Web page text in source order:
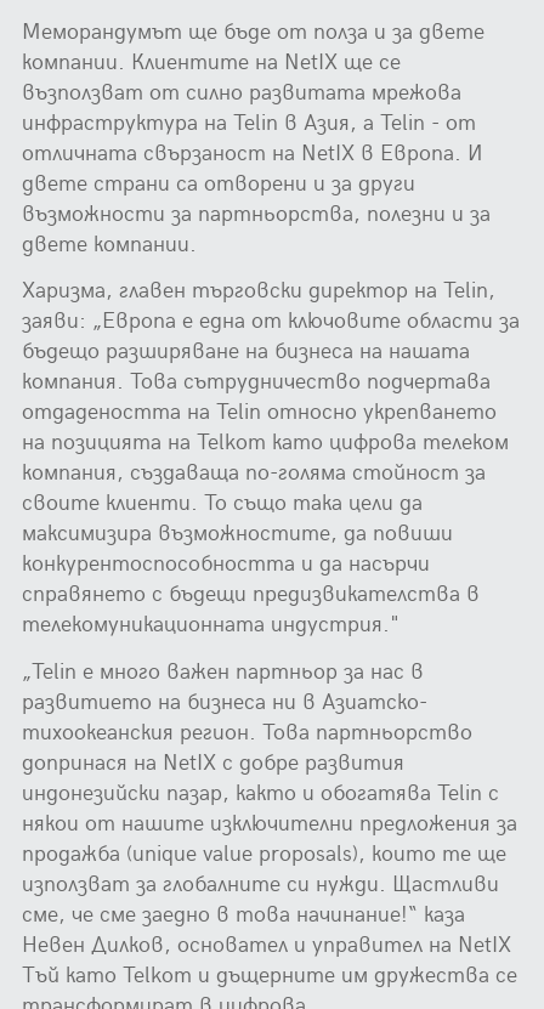
Меморандумът ще бъде от полза и за двете
компании. Клиентите на NetIX ще се
възползват от силно развитата мрежова
инфраструктура на Telin в Азия, а Telin - от
отличната свързаност на NetIX в Европа. И
двете страни са отворени и за други
възможности за партньорствa, полезни и за
двете компании.
Харизма, главен търговски директор на Telin,
заяви: „Европа е една от ключовите области за
бъдещо разширяване на бизнеса на нашата
компания. Това сътрудничество подчертава
отдадеността на Telin относно укрепването
на позицията на Telkom като цифрова телеком
компания, създаваща по-голяма стойност за
своите клиенти. То също така цели да
максимизира възможностите, да повиши
конкурентоспособността и да насърчи
справянето с бъдещи предизвикателства в
телекомуникационната индустрия."
„Telin е много важен партньор за нас в
развитието на бизнеса ни в Азиатско-
тихоокеанския регион. Това партньорство
допринася на NetIX с добре развития
индонезийски пазар, както и обогатява Telin с
някои от нашите изключителни предложения за
продажба (unique value proposals), които те ще
използват за глобалните си нужди. Щастливи
сме, че сме заедно в това начинание!“ каза
Невен Дилков, основател и управител на NetIX
Тъй като Telkom и дъщерните им дружества се